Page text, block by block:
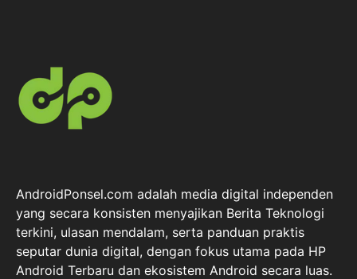
AndroidPonsel.com adalah media digital independen
yang secara konsisten menyajikan Berita Teknologi
terkini, ulasan mendalam, serta panduan praktis
seputar dunia digital, dengan fokus utama pada HP
Android Terbaru dan ekosistem Android secara luas.